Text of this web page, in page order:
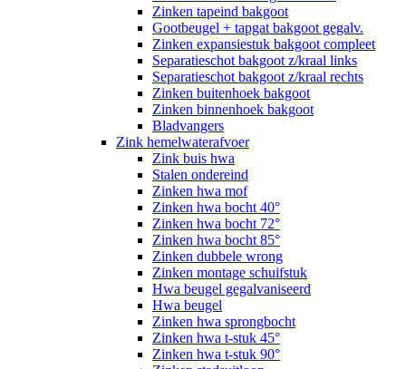
Zinken tapeind bakgoot
Gootbeugel + tapgat bakgoot gegalv.
Zinken expansiestuk bakgoot compleet
Separatieschot bakgoot z/kraal links
Separatieschot bakgoot z/kraal rechts
Zinken buitenhoek bakgoot
Zinken binnenhoek bakgoot
Bladvangers
Zink hemelwaterafvoer
Zink buis hwa
Stalen ondereind
Zinken hwa mof
Zinken hwa bocht 40°
Zinken hwa bocht 72°
Zinken hwa bocht 85°
Zinken dubbele wrong
Zinken montage schuifstuk
Hwa beugel gegalvaniseerd
Hwa beugel
Zinken hwa sprongbocht
Zinken hwa t-stuk 45°
Zinken hwa t-stuk 90°